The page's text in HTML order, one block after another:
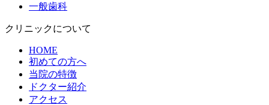
一般歯科
クリニックについて
HOME
初めての方へ
当院の特徴
ドクター紹介
アクセス